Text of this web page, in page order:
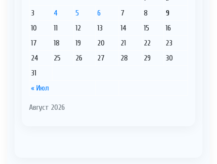
Август 2026
« Июл
3
4 5 6 7 8
9
10
11 12 13 14 15
16
17
18 19 20 21 22
23
24
25 26 27 28 29
30
31